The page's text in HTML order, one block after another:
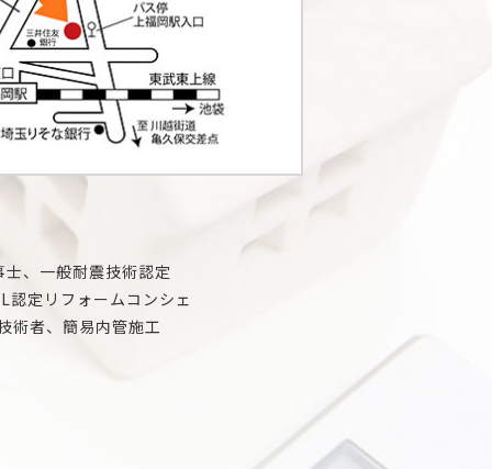
、一般耐震技術認定
認定リフォームコンシェ
術者、簡易内管施工